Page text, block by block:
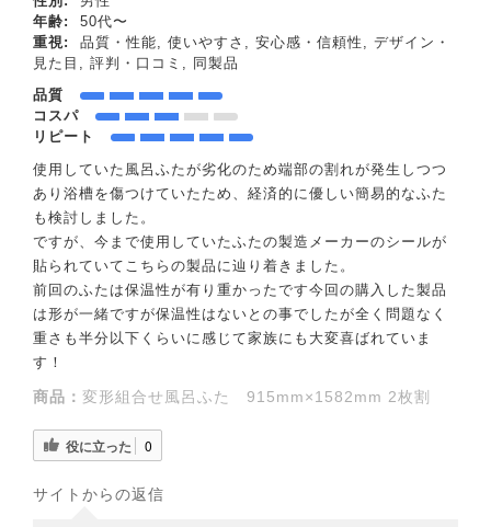
年齢:
50代〜
重視:
品質・性能, 使いやすさ, 安心感・信頼性, デザイン・
見た目, 評判・口コミ, 同製品
品質
コスパ
リピート
使用していた風呂ふたが劣化のため端部の割れが発生しつつ
あり浴槽を傷つけていたため、経済的に優しい簡易的なふた
も検討しました。
ですが、今まで使用していたふたの製造メーカーのシールが
貼られていてこちらの製品に辿り着きました。
前回のふたは保温性が有り重かったです今回の購入した製品
は形が一緒ですが保温性はないとの事でしたが全く問題なく
重さも半分以下くらいに感じて家族にも大変喜ばれていま
す！
商品： 変形組合せ風呂ふた 915mm×1582mm 2枚割
役に立った 0
サイトからの返信